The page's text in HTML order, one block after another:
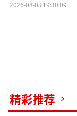
2026-08-08 19:30:09
精彩推荐